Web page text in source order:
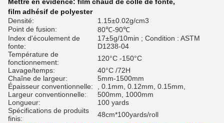
film adhésif de polyester
Densité:
1.15±0.02g/cm3
Point de fusion:
80℃-90℃
Index d'écoulement de
fonte:
17±5g/10min ; Condition : ASTM
D1238-04
Température de
fonctionnement:
120°C -150°C
Lavage/temps:
40°C /72H
Chaîne de largeur:
5mm-1500mm
Épaisseur conventionnelle:
, 0.1mm, 0.12mm, 0.15mm,
Largeur conventionnelle:
500mm, 1000mm
Longueur:
100 yards
Spécifications de produits
finis:
48cm*100yards/roll